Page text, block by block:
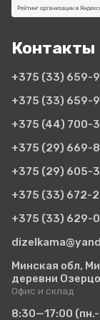
Контакты
+375 (33) 659-
+375 (33) 659-
+375 (44) 700-
+375 (29) 669-
+375 (29) 605-
+375 (33) 672-
+375 (33) 629-
Минская обл,
деревни
Офис и склад
8:30—17:00